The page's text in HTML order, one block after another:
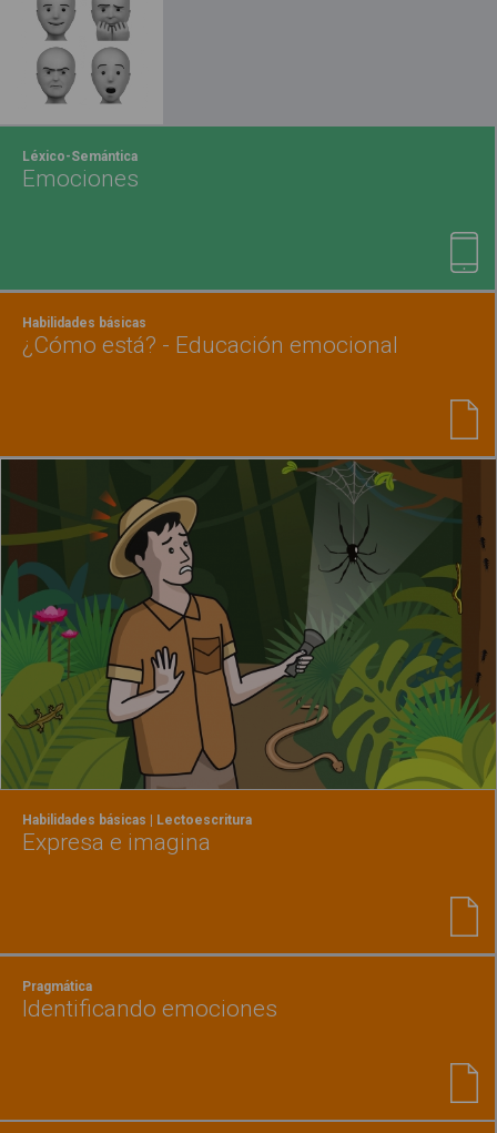
Léxico-Semántica
Emociones
Habilidades básicas
¿Cómo está? - Educación emocional
Habilidades básicas | Lectoescritura
Expresa e imagina
Pragmática
Identificando emociones